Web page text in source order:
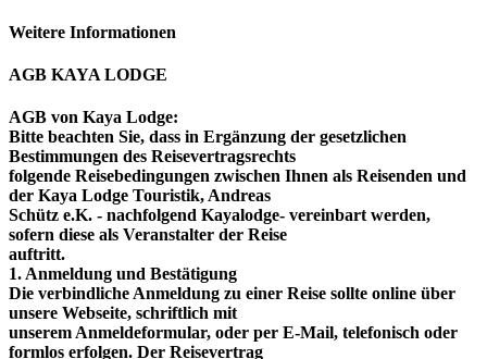
Weitere Informationen
AGB KAYA LODGE
AGB von Kaya Lodge:
Bitte beachten Sie, dass in Ergänzung der gesetzlichen
Bestimmungen des Reisevertragsrechts
folgende Reisebedingungen zwischen Ihnen als Reisenden und
der Kaya Lodge Touristik, Andreas
Schütz e.K. - nachfolgend Kayalodge- vereinbart werden,
sofern diese als Veranstalter der Reise
auftritt.
1. Anmeldung und Bestätigung
Die verbindliche Anmeldung zu einer Reise sollte online über
unsere Webseite, schriftlich mit
unserem Anmeldeformular, oder per E-Mail, telefonisch oder
formlos erfolgen. Der Reisevertrag